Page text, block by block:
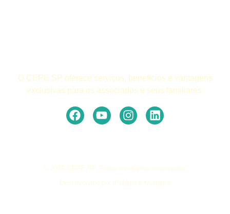
O CEPE SP oferece serviços, benefícios e vantagens
exclusivas para os associados e seus familiares.
© 2025 CEPE SP. Todos os direitos reservados.
Desenvolvido por iPública e Morello’s